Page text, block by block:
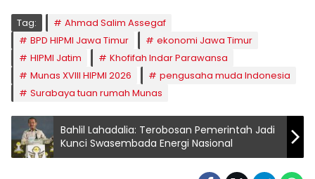
Tag:
Ahmad Salim Assegaf
BPD HIPMI Jawa Timur
ekonomi Jawa Timur
HIPMI Jatim
Khofifah Indar Parawansa
Munas XVIII HIPMI 2026
pengusaha muda Indonesia
Surabaya tuan rumah Munas
Bahlil Lahadalia: Terobosan Pemerintah Jadi
Kunci Swasembada Energi Nasional